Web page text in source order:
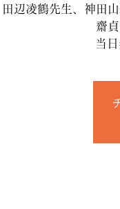
田辺凌鶴先生、神田
齋
当